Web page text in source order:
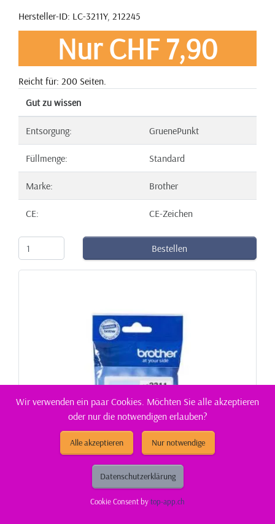
Hersteller-ID: LC-3211Y, 212245
Nur CHF 7,90
Reicht für: 200 Seiten.
Gut zu wissen
Entsorgung: GruenePunkt
Füllmenge: Standard
Marke: Brother
CE: CE-Zeichen
Bestellen
Wir verwenden ein paar Cookies. Möchten Sie alle akzeptieren
oder nur die notwendigen erlauben?
Alle akzeptieren Nur notwendige
Datenschutzerklärung
Cookie Consent bytop-app.ch